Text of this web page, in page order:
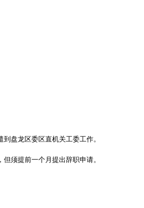
盘龙区委区直机关工委工作。
须提前一个月提出辞职申请。